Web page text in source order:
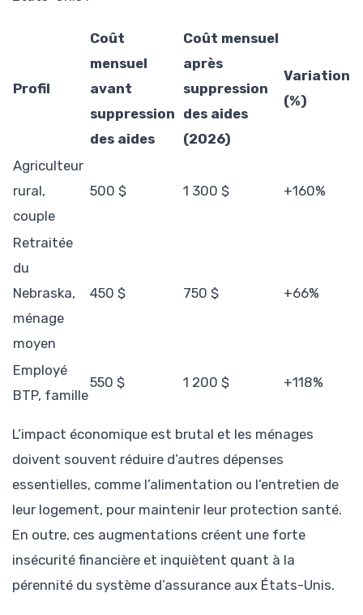
Profil
Coût
mensuel
avant
suppression
des aides
Coût mensuel
après
suppression
des aides
(2026)
Variation
(%)
Agriculteur
rural,
couple
500 $ 1 300 $ +160%
Retraitée
du
Nebraska,
ménage
moyen
450 $ 750 $ +66%
Employé
BTP, famille
550 $ 1 200 $ +118%
L’impact économique est brutal et les ménages
doivent souvent réduire d’autres dépenses
essentielles, comme l’alimentation ou l’entretien de
leur logement, pour maintenir leur protection santé.
En outre, ces augmentations créent une forte
insécurité financière et inquiètent quant à la
pérennité du système d’assurance aux États-Unis.